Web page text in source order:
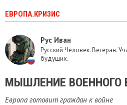
ЕВРОПА.КРИЗИС
Рус Иван
Русский Человек. Ветеран.
будущих.
МЫШЛЕНИЕ ВОЕННОГО
Европа готовит граждан к войне